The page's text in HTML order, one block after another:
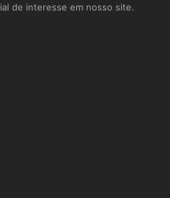
de interesse em nosso site.